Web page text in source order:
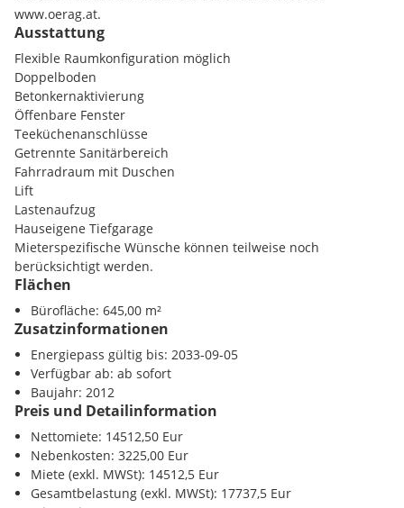
Betriebskostenakonto/Netto/m²/Monat: dzt. ca. EUR 5,00 inkl.
Heizung, Kühlung und Lüftung
Für die Terrassenflächen wird ein geringes
Betriebskostenakonto verrechnet.
Es können im UG Lagerflächen in verschiedenen Größen (ab
ca. 5 m² bis ca. 200 m²) angemietet werden, auch
zusammenlegbar.
Nettomiete Lager: EUR 9,50/m²/Monat
Tiefgarage:
Je nach Verfügbarkeit können Stellplätze zu netto
EUR135,00/Monat. Derzeit sind 34 Stück verfügbar.
www.oerag.at.
Ausstattung
Flexible Raumkonfiguration möglich
Doppelboden
Betonkernaktivierung
Öffenbare Fenster
Teeküchenanschlüsse
Getrennte Sanitärbereich
Fahrradraum mit Duschen
Lift
Lastenaufzug
Hauseigene Tiefgarage
Mieterspezifische Wünsche können teilweise noch
berücksichtigt werden.
Flächen
Bürofläche: 645,00 m²
Zusatzinformationen
Energiepass gültig bis: 2033-09-05
Verfügbar ab: ab sofort
Baujahr: 2012
Preis und Detailinformation
Nettomiete: 14512,50 Eur
Nebenkosten: 3225,00 Eur
Miete (exkl. MWSt): 14512,5 Eur
Gesamtbelastung (exkl. MWSt): 17737,5 Eur